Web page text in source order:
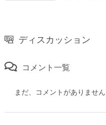
ディスカッション
コメント一覧
まだ、コメントがありません